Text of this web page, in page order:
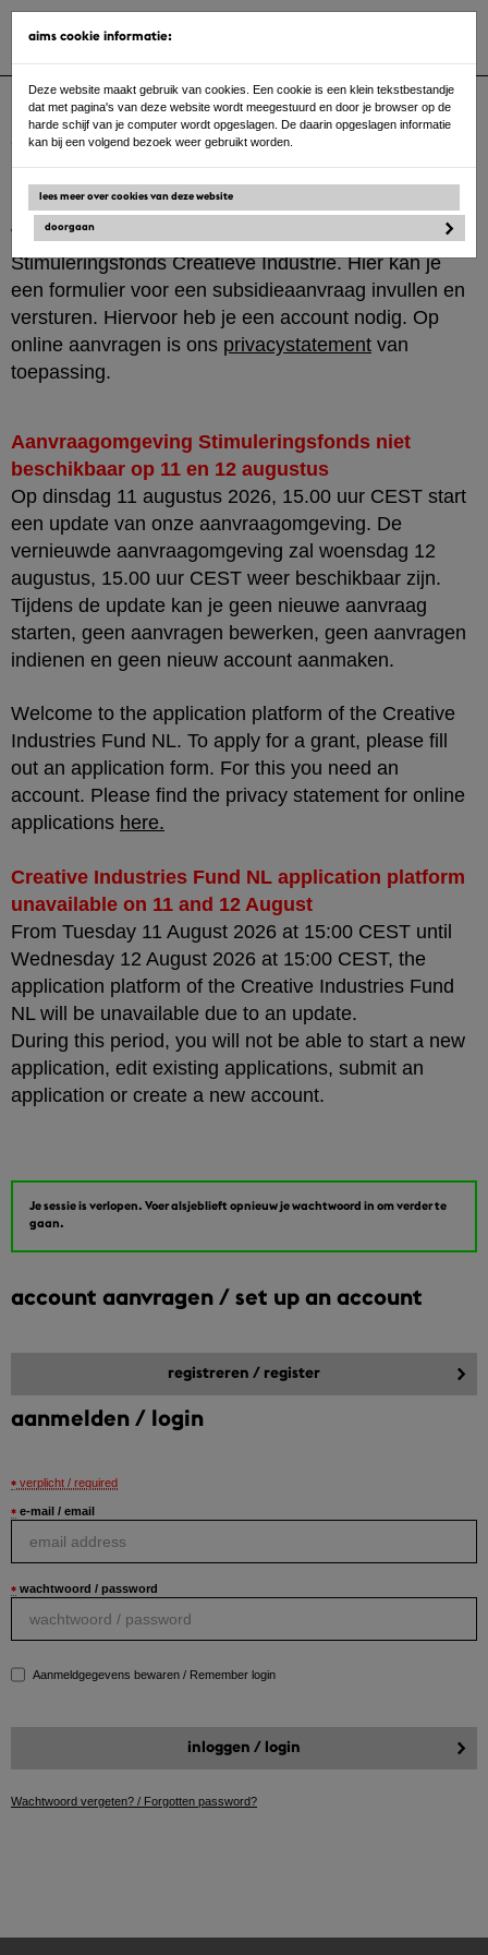
inhoudaanmelden / login
Welkom bij online aanvragen van het
Stimuleringsfonds Creatieve Industrie. Hier kan je
een formulier voor een subsidieaanvraag invullen en
versturen. Hiervoor heb je een account nodig. Op
online aanvragen is ons privacystatement van
toepassing.
Aanvraagomgeving Stimuleringsfonds niet
beschikbaar op 11 en 12 augustus
Op dinsdag 11 augustus 2026, 15.00 uur CEST start
een update van onze aanvraagomgeving. De
vernieuwde aanvraagomgeving zal woensdag 12
augustus, 15.00 uur CEST weer beschikbaar zijn.
Tijdens de update kan je geen nieuwe aanvraag
starten, geen aanvragen bewerken, geen aanvragen
indienen en geen nieuw account aanmaken.
Welcome to the application platform of the Creative
Industries Fund NL. To apply for a grant, please fill
out an application form. For this you need an
account. Please find the privacy statement for online
applications here.
Creative Industries Fund NL application platform
unavailable on 11 and 12 August
From Tuesday 11 August 2026 at 15:00 CEST until
Wednesday 12 August 2026 at 15:00 CEST, the
application platform of the Creative Industries Fund
NL will be unavailable due to an update.
During this period, you will not be able to start a new
application, edit existing applications, submit an
application or create a new account.
Je sessie is verlopen. Voer alsjeblieft opnieuw je wachtwoord in om verder te
gaan.
account aanvragen / set up an account
aanmelden / login
verplicht / required
e-mail / email
wachtwoord / password
Aanmeldgegevens bewaren / Remember login
Wachtwoord vergeten? / Forgotten password?
aims cookie informatie:
Deze website maakt gebruik van cookies. Een cookie is een klein tekstbestandje
dat met pagina's van deze website wordt meegestuurd en door je browser op de
harde schijf van je computer wordt opgeslagen. De daarin opgeslagen informatie
kan bij een volgend bezoek weer gebruikt worden.
lees meer over cookies van deze website
doorgaan